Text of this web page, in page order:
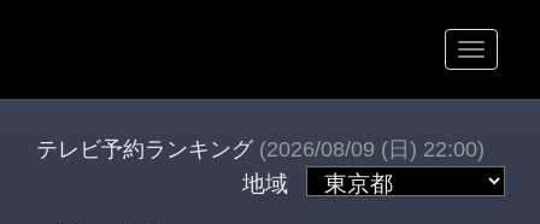
テレビ予約ランキング (2026/08/09 (日) 22:00)
地域